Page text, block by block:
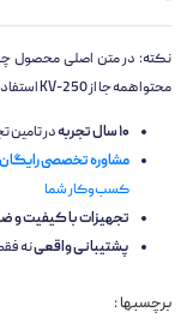
محتوا همه جا از KV-250 استفاده کردم. اگر مدل صحیح متفاوت است اصلاح کن.
۱۰ سال تجربه
در تامین
مشاوره تخصصی رایگان
کسب‌وکار شما
تجهیزات با کیفیت و
پشتیبانی واقعینه
برچسبها :